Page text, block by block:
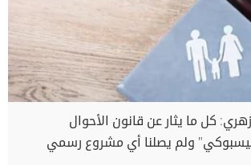
كل ما يثار عن قانون الأحوال
ولم يصلنا أي مشروع رسمي